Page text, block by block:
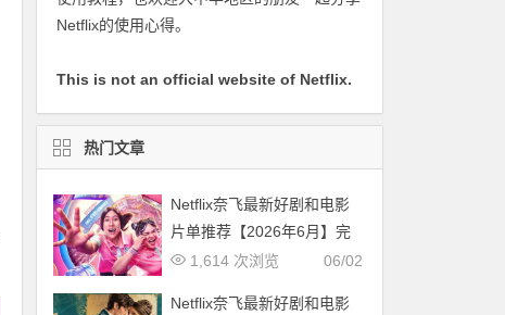
Netflix的使用心得。
This is not an official website of Netflix.
热门文章
Netflix奈飞最新好剧和电影
片单推荐【2026年6月】完
整片单
06/02
1,614 次浏览
Netflix奈飞最新好剧和电影